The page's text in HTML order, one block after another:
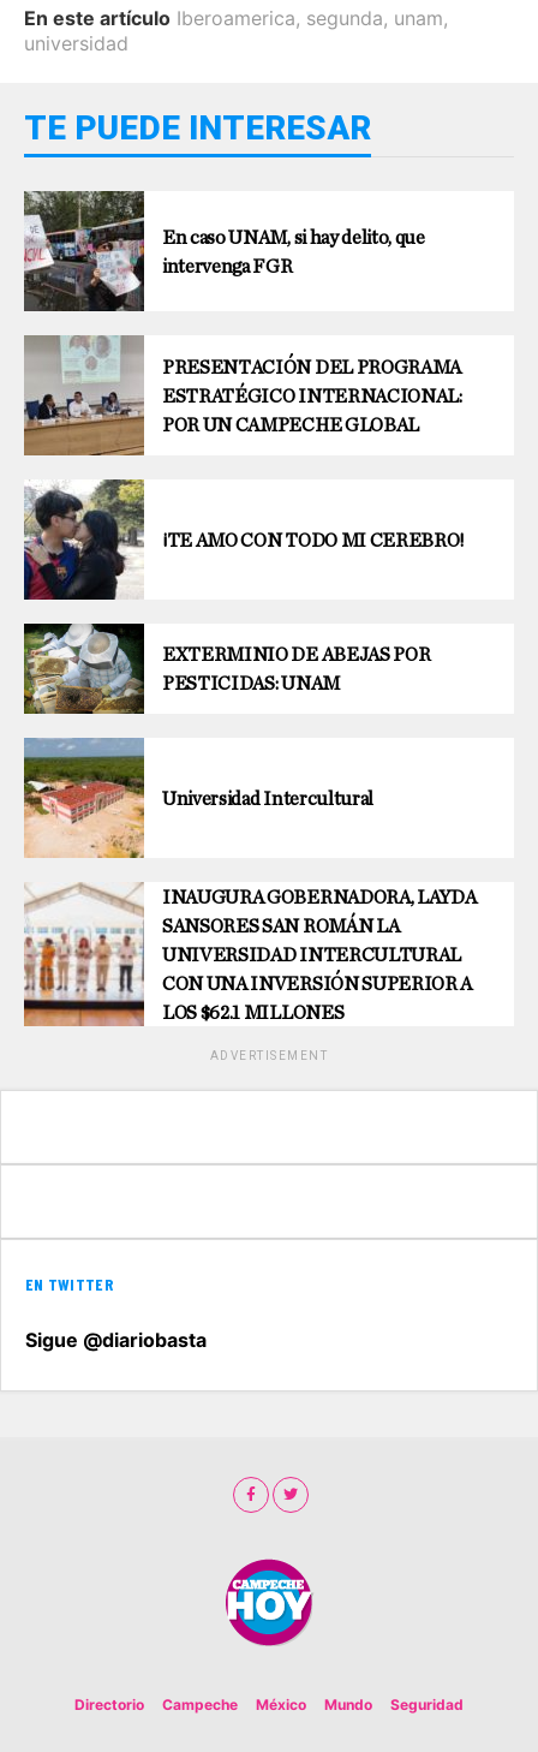
En este artículo Iberoamerica, segunda, unam,
universidad
TE PUEDE INTERESAR
En caso UNAM, si hay delito, que
intervenga FGR
PRESENTACIÓN DEL PROGRAMA
ESTRATÉGICO INTERNACIONAL:
POR UN CAMPECHE GLOBAL
¡TE AMO CON TODO MI CEREBRO!
EXTERMINIO DE ABEJAS POR
PESTICIDAS: UNAM
Universidad Intercultural
INAUGURA GOBERNADORA, LAYDA
SANSORES SAN ROMÁN LA
UNIVERSIDAD INTERCULTURAL
CON UNA INVERSIÓN SUPERIOR A
LOS $62.1 MILLONES
ADVERTISEMENT
EN TWITTER
Sigue @diariobasta
Directorio Campeche México Mundo Seguridad